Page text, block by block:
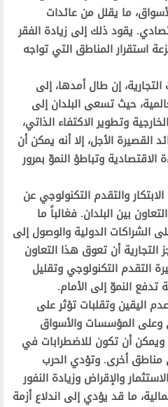
ما يقلل من عائدات
يقود ذلك إلى زيادة الفقر
استقرار المناطق التي تواجه
إن طال أمدها، إلى
حيث تسعى البلدان إلى
وتطوير الاكتفاء الذاتي،
الأجل، إلا أنه يمكن أن
وتباطؤ النموّ بمرور
والتقدم التكنولوجي عن
بين البلدان. فغالباً ما
الشراكات الدولية والوصول إلى
التجارية أن تعوق هذا التعاون
التقدم التكنولوجي وتقليل
تدفع النموّ إلى الأمام.
اليقين وتقلبات تؤثر على
وعلى المؤسسات والأسواق
ويمكن أن تكون للاضطرابات في
مناطق أخرى. وتؤدي الحرب
والإقراض وزيادة النفور
ما قد يؤدي إلى اندلاع أزمة